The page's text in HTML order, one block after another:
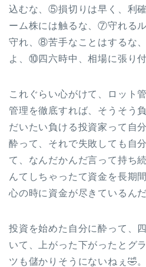
込むな、⑤損切りは早く、利
ーム株には触るな、⑦守れる
守れ、⑧苦手なことはするな
よ、⑩四六時中、相場に張り付
これぐらい心がけて、ロット
管理を徹底すれば、そうそう
だいたい負ける投資家って自
酔って、それで失敗しても自
て、なんだかんだ言って持ち
んてしちゃったて資金を長期
心の時に資金が尽きているんだ
投資を始めた自分に酔って、
いて、上がった下がったとグ
ツも儲かりそうにないねぇ🤣